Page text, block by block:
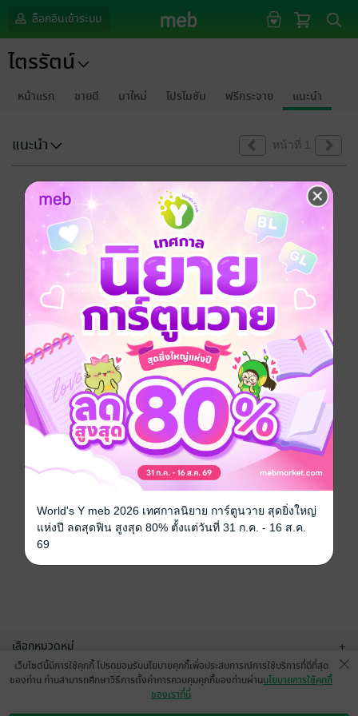
ล็อกอินเข้าระบบ
ไตรรัตน์
หน้าแรก ขายดี มาใหม่ โปรโมชัน ฟรีกระจาย แนะนำ
แนะนำ หน้าที่ 1
ขออภัยด้วยนะคะ
ไม่พบข้อมูลในหัวข้อที่คุณกำลังชมค่ะ
เลือกหมวดหมู่ +
บริการช่วยเหลือ
เว็บไซต์นี้มีการใช้คุกกี้ โปรดยอมรับนโยบายคุกกี้เพื่อประสบการณ์การใช้บริการที่ดีที่สุด
ของท่าน ท่านสามารถศึกษาวิธีการตั้งค่าการควบคุมคุกกี้ของท่านผ่านนโยบายการใช้คุกกี้
ของเราที่นี่
World's Y meb 2026 เทศกาลนิยาย การ์ตูนวาย สุดยิ่งใหญ่
แห่งปี ลดสุดฟิน สูงสุด 80% ตั้งแต่วันที่ 31 ก.ค. - 16 ส.ค.
69